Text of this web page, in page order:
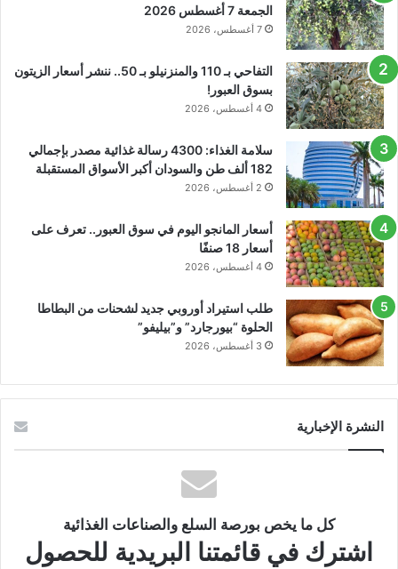
الجمعة 7 أغسطس 2026
7 أغسطس، 2026
التفاحي بـ 110 والمنزنيلو بـ 50.. ننشر أسعار الزيتون
بسوق العبور!
4 أغسطس، 2026
سلامة الغذاء: 4300 رسالة غذائية مصدر بإجمالي
182 ألف طن والسودان أكبر الأسواق المستقبلة
2 أغسطس، 2026
أسعار المانجو اليوم في سوق العبور.. تعرف على
أسعار 18 صنفًا
4 أغسطس، 2026
طلب استيراد أوروبي جديد لشحنات من البطاطا
الحلوة “بيورجارد” و”بيليفو”
3 أغسطس، 2026
النشرة الإخبارية
كل ما يخص بورصة السلع والصناعات الغذائية
اشترك في قائمتنا البريدية للحصول